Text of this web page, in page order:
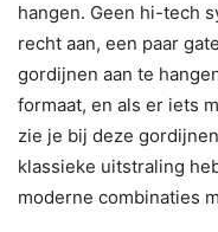
hangen. Geen hi-tech
recht aan, een paar
gordijnen aan te
formaat, en als er iets
zie je bij deze
klassieke uitstraling
moderne combinaties